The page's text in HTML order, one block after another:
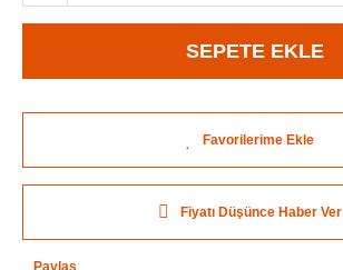
SEPETE EKLE
Fiyatı Düşünce Haber Ver
Paylaş